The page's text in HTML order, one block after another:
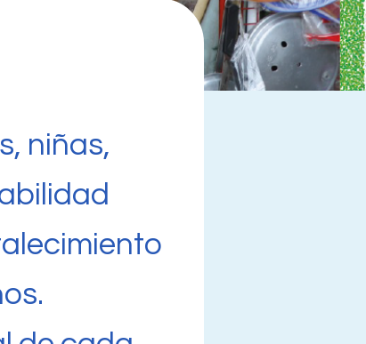
niñas,